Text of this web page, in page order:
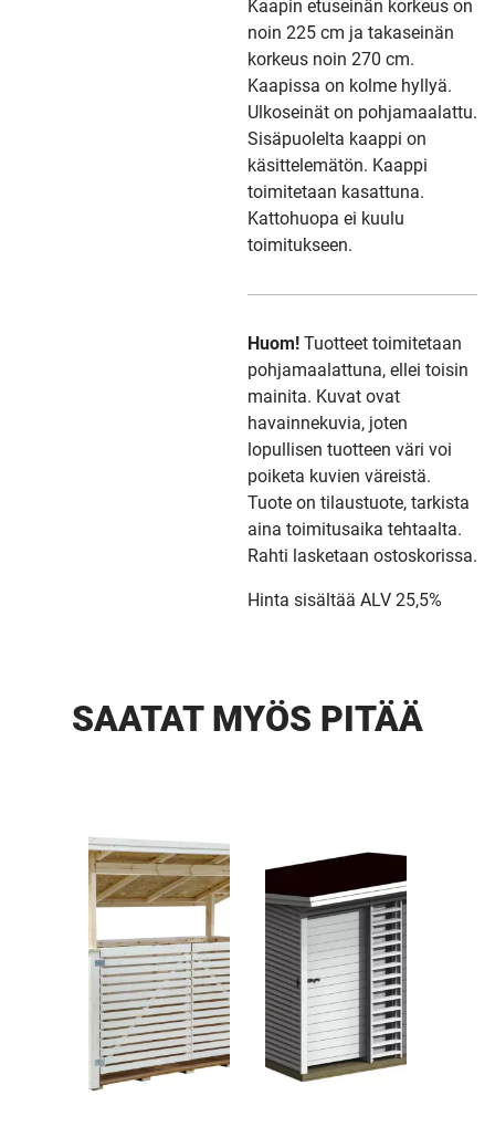
Kaapin etuseinän korkeus on
noin 225 cm ja takaseinän
korkeus noin 270 cm.
Kaapissa on kolme hyllyä.
Ulkoseinät on pohjamaalattu.
Sisäpuolelta kaappi on
käsittelemätön. Kaappi
toimitetaan kasattuna.
Kattohuopa ei kuulu
toimitukseen.
Huom! Tuotteet toimitetaan
pohjamaalattuna, ellei toisin
mainita. Kuvat ovat
havainnekuvia, joten
lopullisen tuotteen väri voi
poiketa kuvien väreistä.
Tuote on tilaustuote, tarkista
aina toimitusaika tehtaalta.
Rahti lasketaan ostoskorissa.
Hinta sisältää ALV 25,5%
SAATAT MYÖS PITÄÄ